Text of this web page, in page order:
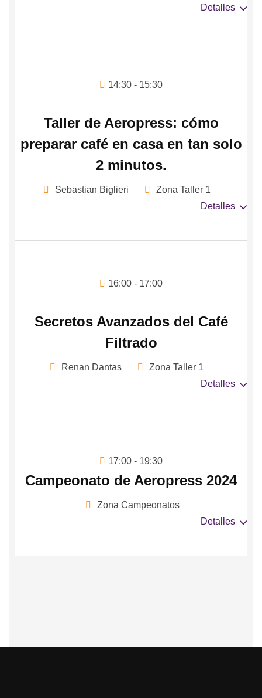
Detalles
14:30 - 15:30
Taller de Aeropress: cómo
preparar café en casa en tan solo
2 minutos.
Sebastian Biglieri
Zona Taller 1
Detalles
16:00 - 17:00
Secretos Avanzados del Café
Filtrado
Renan Dantas
Zona Taller 1
Detalles
17:00 - 19:30
Campeonato de Aeropress 2024
Zona Campeonatos
Detalles